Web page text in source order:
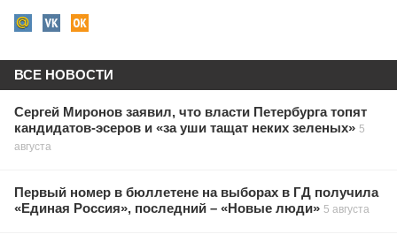
ВСЕ НОВОСТИ
Сергей Миронов заявил, что власти Петербурга топят
кандидатов-эсеров и «за уши тащат неких зеленых» 5
августа
Первый номер в бюллетене на выборах в ГД получила
«Единая Россия», последний – «Новые люди» 5 августа